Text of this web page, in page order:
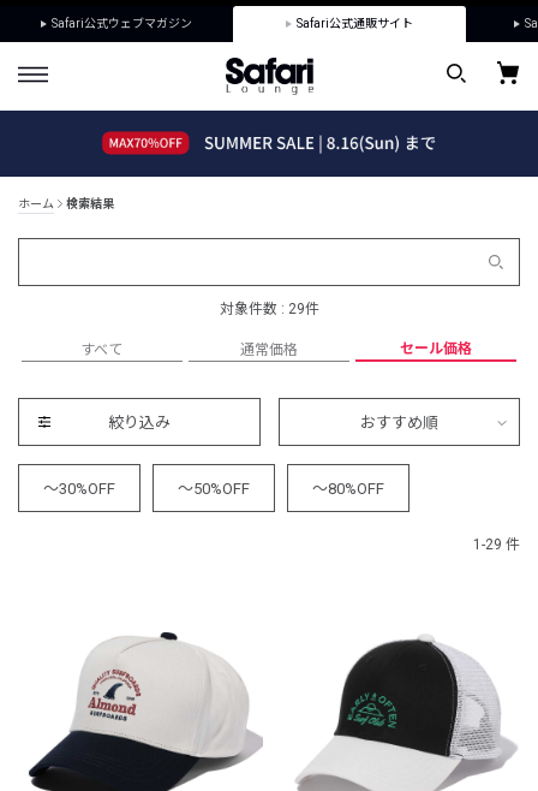
Safari公式ウェブマガジン Safari公式通販サイト
ホーム 検索結果
対象件数 : 29件
すべて 通常価格 セール価格
絞り込み おすすめ順
～30%OFF ～50%OFF ～80%OFF
1-29 件